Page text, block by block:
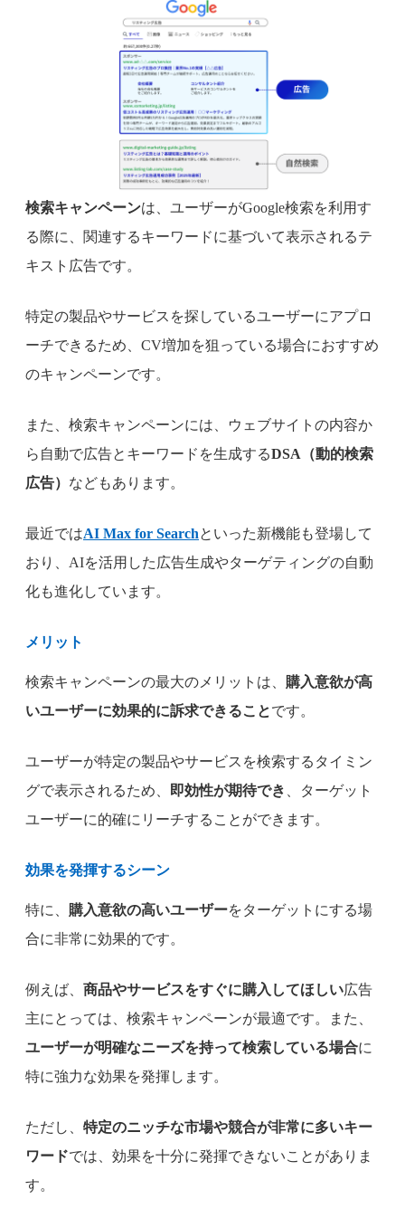
検索キャンペーンは、ユーザーがGoogle検索を利用す
る際に、関連するキーワードに基づいて表示されるテ
キスト広告です。
特定の製品やサービスを探しているユーザーにアプロ
ーチできるため、CV増加を狙っている場合におすすめ
のキャンペーンです。
また、検索キャンペーンには、ウェブサイトの内容か
ら自動で広告とキーワードを生成するDSA（動的検索
広告） などもあります。
最近ではAI Max for Searchといった新機能も登場して
おり、AIを活用した広告生成やターゲティングの自動
化も進化しています。
メリット
検索キャンペーンの最大のメリットは、 購入意欲が高
いユーザーに効果的に訴求できることです。
ユーザーが特定の製品やサービスを検索するタイミン
グで表示されるため、
即効性が期待でき
、ターゲット
ユーザーに的確にリーチすることができます。
効果を発揮するシーン
特に、 購入意欲の高いユーザーをターゲットにする場
合に非常に効果的です。
例えば、 商品やサービスをすぐに購入してほしい広告
主にとっては、検索キャンペーンが最適です。また、
ユーザーが明確なニーズを持って検索している場合に
特に強力な効果を発揮します。
ただし、 特定のニッチな市場や競合が非常に多いキー
ワードでは、効果を十分に発揮できないことがありま
す。